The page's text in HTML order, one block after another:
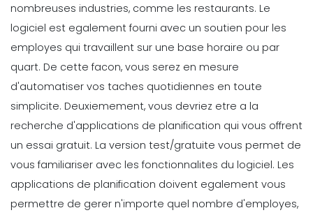
nombreuses industries, comme les restaurants. Le
logiciel est egalement fourni avec un soutien pour les
employes qui travaillent sur une base horaire ou par
quart. De cette facon, vous serez en mesure
d'automatiser vos taches quotidiennes en toute
simplicite. Deuxiemement, vous devriez etre a la
recherche d'applications de planification qui vous offrent
un essai gratuit. La version test/gratuite vous permet de
vous familiariser avec les fonctionnalites du logiciel. Les
applications de planification doivent egalement vous
permettre de gerer n'importe quel nombre d'employes,